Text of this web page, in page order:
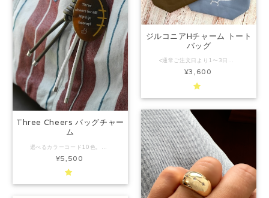
Three Cheers バッグチャー
ム
選べるカラーコード10色。あなただけのラグビーモチーフアクセサリー♡ 広い世代で大人気のバッグチャーム。 観戦シーンはもちろん、日々のコーディネートにも自然に馴染み、 “観戦グッズ”や”ラグビーグッズ”には留まらない、 Cross your fingersならではの”ラグビーモチーフアクセサリー”としてのバッグチャームをお届けいたします。 約5mmのしっかりとした厚みがあり、 角のないなめらかなフォルムのラグビーボール型チャーム本体には、ほんのり透け感のある上品なべっこう柄を採用しています。 日本では大学ラグビーでおなじみの、試合後にお互いを称え合うエール”Three Cheers”。 その精神を込めて、 “Three cheers for all! Hip hip, hooray!” のメッセージと Thumbs up（サムズアップ） のポップなイラストをあしらいました。 さらに、ゴールドのラインはデボス加工（凹み加工）で仕上げ、立体感と高級感をプラス。 存在感のあるゴールドのカラビナが、アクセサリーとしての魅力を引き立てます。 10色の中からお好きなカラーコードを1本お選びいただけます。 さりげなく、ラグビーファンをアピールできる楽しいアイテムは、男女問わずちょっとしたギフトにもぴったりです。 カラーコードはオプションで追加も可能。 チームカラーやお好みに合わせて、自分だけの組み合わせをお楽しみください。 プレゼント用ラッピングはございません。 ペーパーバッグご購入いただいた場合は、写真9枚目のような形でお送りさせていただきます。 素材：プラスチック、合金、合皮 サイズ：チャーム 4.5cm×6.5cm、 カラビナ 直径4.7cm コード 約13cm~16cm（個体差があります。） ※ ご覧になっているモニターによって多少色の誤差があります。ご了承ください。
¥5,500
ジルコニアHチャーム トート
バッグ
<通常ご注文日より1〜3日以内（土日祝除く）の発送となります。特定期間発送作業をお休みさせて頂く場合はインスタグラム、及びショップトップページにてお知らせさせていただいております。> 商品のお問い合わせはLINEにてお気軽に♡→https://lin.ee/XDhzj7W こちらの商品はプレゼント用有料ラッピング対象外です。 ジルコニアHチャームネックレスをハンドライティング風イラストに落とし込み、 サイズ、ポケットなど使いやすい形、大きさに拘った完全オリジナルのトートバッグ 。 8号帆布を使用し、国内生産でしっかりした縫製、仕上がりになので物が入っていなくてもきちんと自立します。 内ポケットは左右に一つずつ。スマホや鍵、チケットなどほかの物と分けて管理したい物を入れるのにとっても便利！ 分かる人に分かる！ラグビーモチーフをさりげなく♡ 観戦やランチのお供に。 他にはないラグビーグッズ、ラグビーアクセサリーをお探しの方、ラグビー好きな方へのプレゼントに是非♡ 素材：8号帆布 サイズ：H19×W30 （底マチ 11cm）、持ち手 約 30cm 商品のお問い合わせはLINEにてお気軽に♡→https://lin.ee/XDhzj7W 注意事項 ※ ご覧になっているモニターによって多少色の誤差があります。ご了承ください。
¥3,600